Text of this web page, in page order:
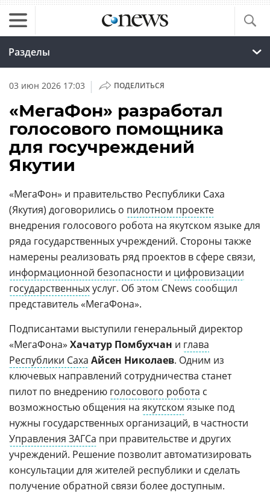
Разделы
03 июн 2026 17:03 | ПОДЕЛИТЬСЯ
«МегаФон» разработал
голосового помощника
для госучреждений
Якутии
«МегаФон» и правительство Республики Саха
(Якутия) договорились о пилотном проекте
внедрения голосового робота на якутском языке для
ряда государственных учреждений. Стороны также
намерены реализовать ряд проектов в сфере связи,
информационной безопасности и цифровизации
государственныхуслуг. Об этом CNews сообщил
представитель «МегаФона».
Подписантами выступили генеральный директор
«МегаФона» Хачатур Помбухчан и глава
Республики Саха Айсен Николаев. Одним из
ключевых направлений сотрудничества станет
пилот по внедрению голосового робота с
возможностью общения на якутском языке под
нужны государственных организаций, в частности
Управления ЗАГСа при правительстве и других
учреждений. Решение позволит автоматизировать
консультации для жителей республики и сделать
получение обратной связи более доступным.